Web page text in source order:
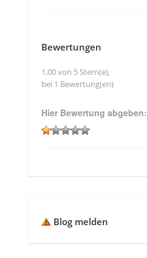
Bewertungen
1,00 von 5 Stern(e),
bei 1 Bewertung(en)
Hier Bewertung abgeben:
Blog melden